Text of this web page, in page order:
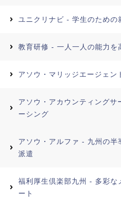
ユニクリナビ - 学生のための
教育研修 - 一人一人の能力を
アソウ・マリッジエージェン
アソウ・アカウンティング
ーシング
アソウ・アルファ - 九州の半
派遣
福利厚生倶楽部九州 - 多彩な
ート